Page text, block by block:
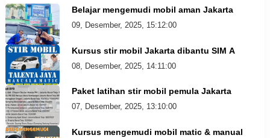
Belajar mengemudi mobil aman Jakarta
09, Desember, 2025, 15:12:00
Kursus stir mobil Jakarta dibantu SIM A
08, Desember, 2025, 14:11:00
Paket latihan stir mobil pemula Jakarta
07, Desember, 2025, 13:10:00
Kursus mengemudi mobil matic & manual